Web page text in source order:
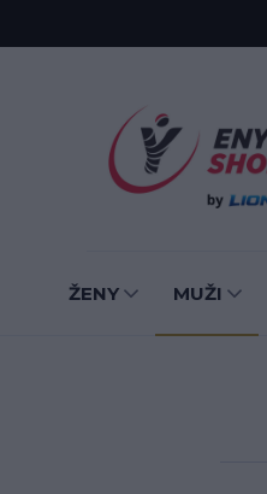
ŽENY MUŽI